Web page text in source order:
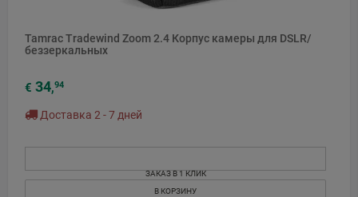
Tamrac Tradewind Zoom 2.4 Корпус камеры для DSLR/
беззеркальных
€ 34,94
Доставка 2 - 7 дней
ЗАКАЗ В 1 КЛИК
В КОРЗИНУ